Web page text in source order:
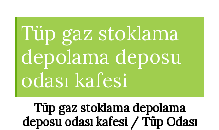
Tüp gaz stoklama
depolama deposu
odası kafesi
Tüp gaz stoklama depolama
deposu odası kafesi / Tüp Odası